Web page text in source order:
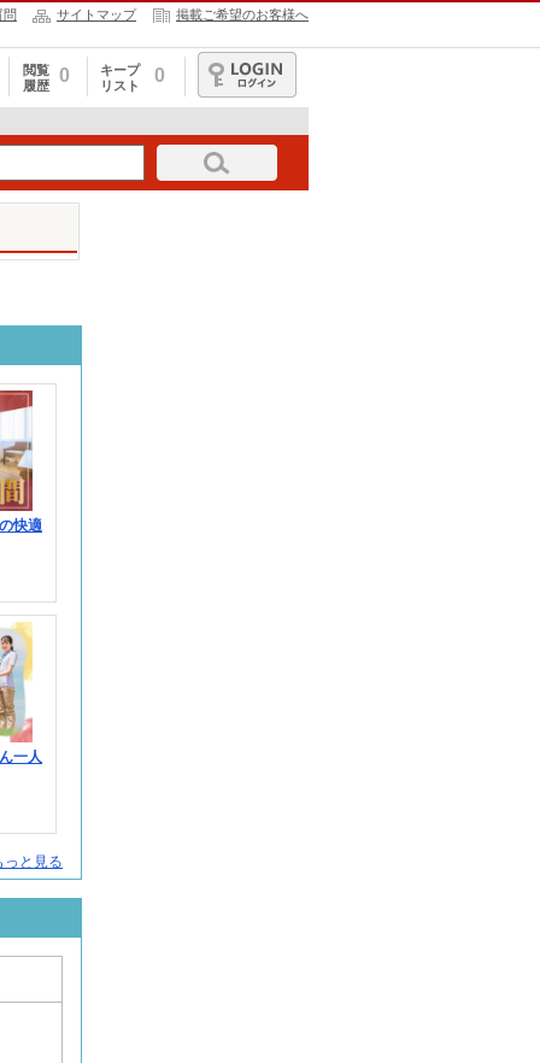
問 サイトマップ 掲載ご希望のお客様へ
閲覧
履歴
0
キープ
リスト
0
ログイン
快適
一人
と見る